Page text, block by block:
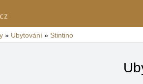
» Ubytování » Stintino